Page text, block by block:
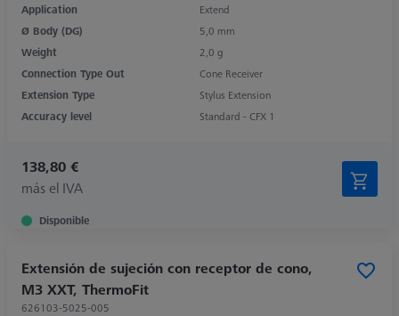
Application
Extend
Ø Body (DG)
5,0 mm
Weight
2,0 g
Connection Type Out
Cone Receiver
Extension Type
Stylus Extension
Accuracy level
Standard - CFX 1
138,80 €
más el IVA
Disponible
Extensión de sujeción con receptor de cono,
M3 XXT, ThermoFit
626103-5025-005